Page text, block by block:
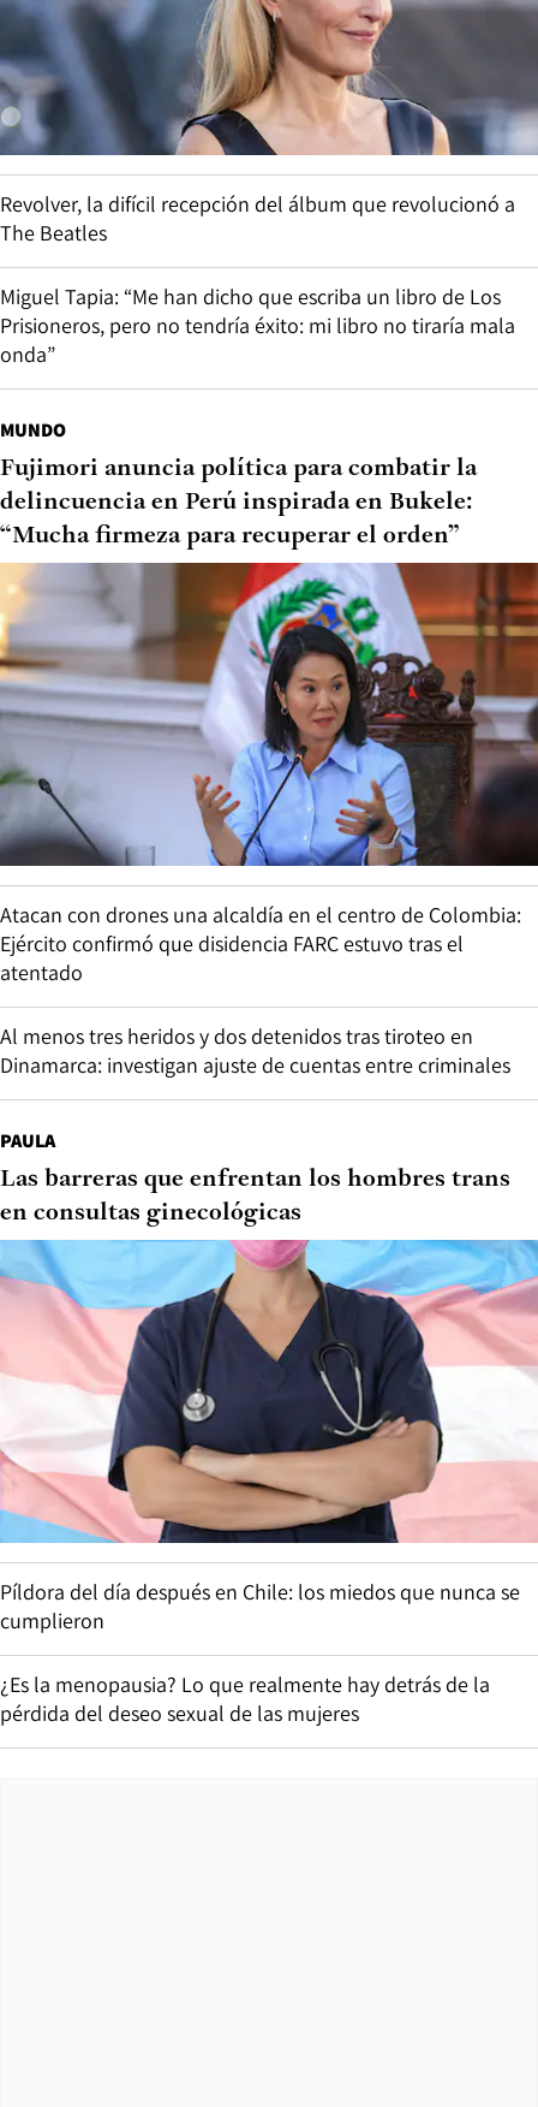
Revolver, la difícil recepción del álbum que revolucionó a
The Beatles
Miguel Tapia: “Me han dicho que escriba un libro de Los
Prisioneros, pero no tendría éxito: mi libro no tiraría mala
onda”
MUNDO
Fujimori anuncia política para combatir la
delincuencia en Perú inspirada en Bukele:
“Mucha firmeza para recuperar el orden”
Atacan con drones una alcaldía en el centro de Colombia:
Ejército confirmó que disidencia FARC estuvo tras el
atentado
Al menos tres heridos y dos detenidos tras tiroteo en
Dinamarca: investigan ajuste de cuentas entre criminales
PAULA
Las barreras que enfrentan los hombres trans
en consultas ginecológicas
Píldora del día después en Chile: los miedos que nunca se
cumplieron
¿Es la menopausia? Lo que realmente hay detrás de la
pérdida del deseo sexual de las mujeres